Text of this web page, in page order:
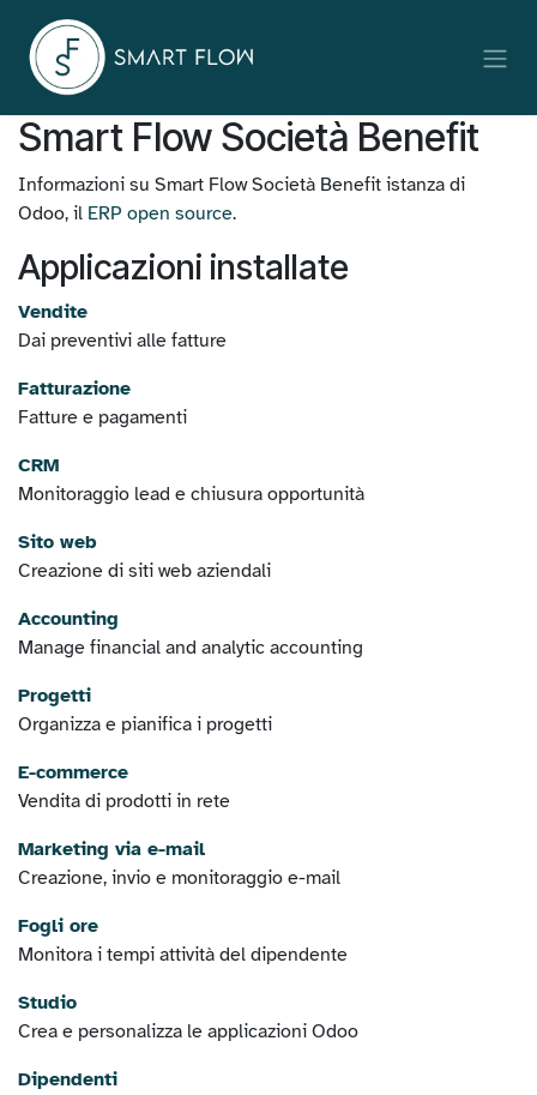
Passa al contenuto
Smart Flow Società Benefit
Informazioni su Smart Flow Società Benefit istanza di
Odoo, il ERP open source.
Applicazioni installate
Vendite
Dai preventivi alle fatture
Fatturazione
Fatture e pagamenti
CRM
Monitoraggio lead e chiusura opportunità
Sito web
Creazione di siti web aziendali
Accounting
Manage financial and analytic accounting
Progetti
Organizza e pianifica i progetti
E-commerce
Vendita di prodotti in rete
Marketing via e-mail
Creazione, invio e monitoraggio e-mail
Fogli ore
Monitora i tempi attività del dipendente
Studio
Crea e personalizza le applicazioni Odoo
Dipendenti